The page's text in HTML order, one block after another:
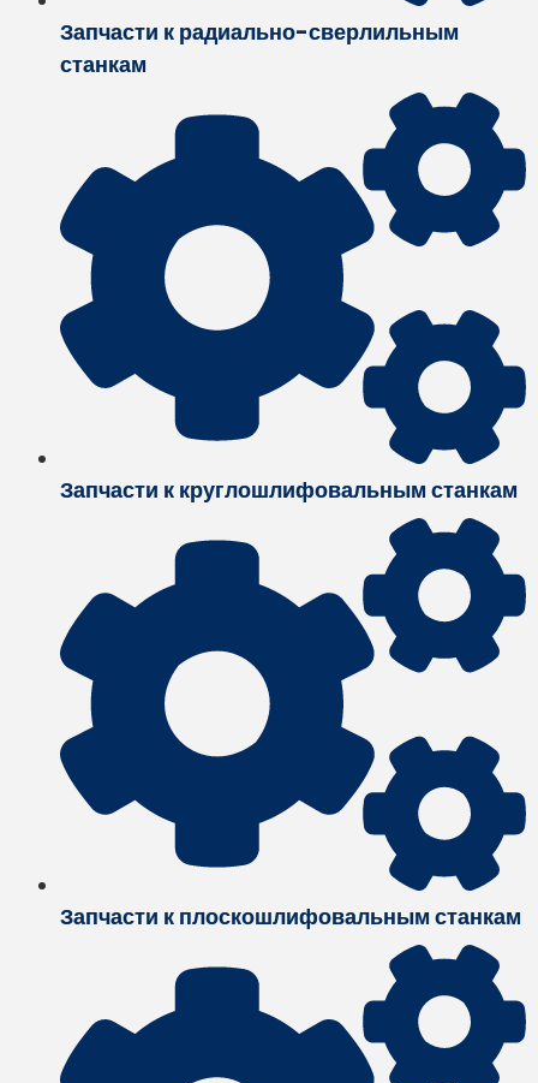
Запчасти к радиально-сверлильным
станкам
Запчасти к круглошлифовальным станкам
Запчасти к плоскошлифовальным станкам